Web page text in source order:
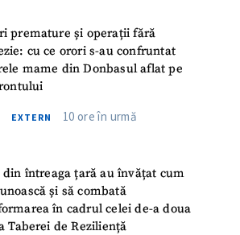
premature și operații fără
cu ce orori s-au confruntat
mame din Donbasul aflat pe
EXTERN 10 ore în urmă
întreaga țară au învățat cum
și să combată
în cadrul celei de-a doua
Taberei de Reziliență